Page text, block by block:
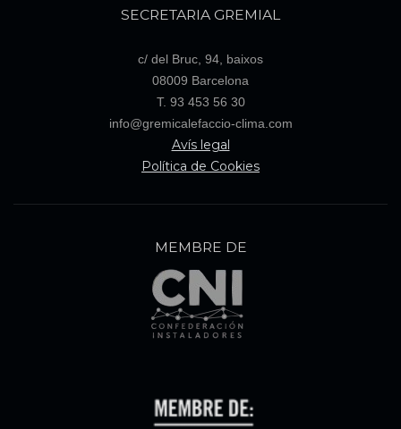
SECRETARIA GREMIAL
c/ del Bruc, 94, baixos
08009 Barcelona
T. 93 453 56 30
info@gremicalefaccio-clima.com
Avís legal
Política de Cookies
MEMBRE DE